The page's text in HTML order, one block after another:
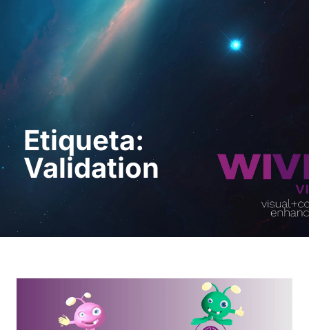
demostració
Etiqueta:
Validation